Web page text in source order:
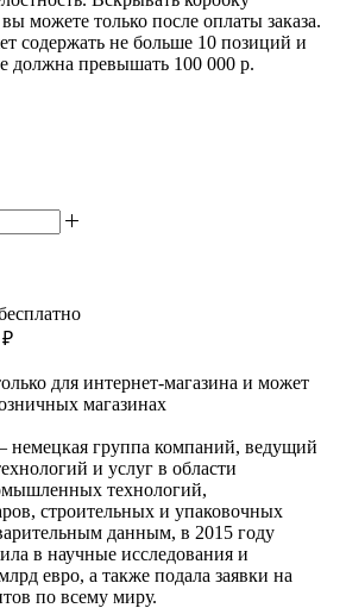
можете только после оплаты заказа.
содержать не больше 10 позиций и
должна превышать 100 000 р.
₽
для интернет-магазина и может
магазинах
немецкая группа компаний, ведущий
и услуг в области
технологий,
строительных и упаковочных
данным, в 2015 году
в научные исследования и
евро, а также подала заявки на
по всему миру.